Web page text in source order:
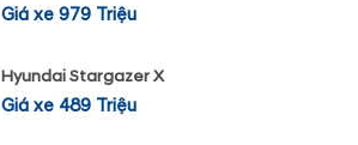
Giá xe 979 Triệu
Hyundai Stargazer X
Giá xe 489 Triệu